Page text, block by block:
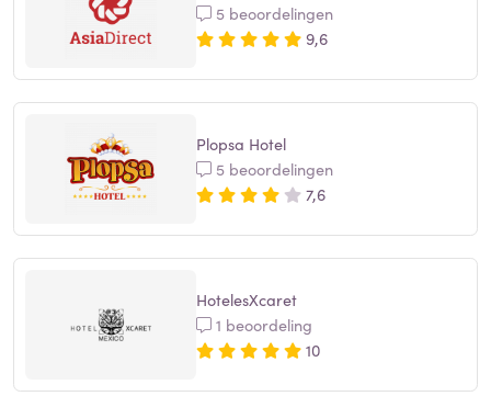
5 beoordelingen
9,6
Plopsa Hotel
5 beoordelingen
7,6
HotelesXcaret
1 beoordeling
10